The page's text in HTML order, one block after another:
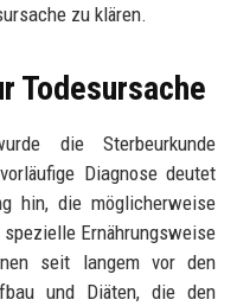
zu klären.
Todesursache
die Sterbeurkunde
Diagnose deutet
hin, die möglicherweise
Ernährungsweise
seit langem vor den
und Diäten, die den